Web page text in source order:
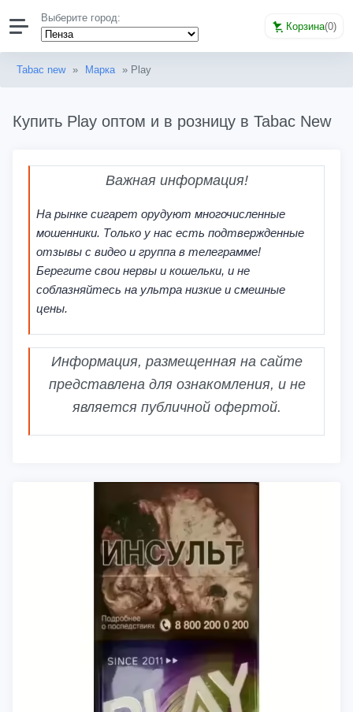
Выберите город:
Корзина(0)
Tabac new » Марка » Play
Купить Play оптом и в розницу в Tabac New
Важная информация!
На рынке сигарет орудуют многочисленные
мошенники. Только у нас есть подтвержденные
отзывы с видео и группа в телеграмме!
Берегите свои нервы и кошельки, и не
соблазняйтесь на ультра низкие и смешные
цены.
Информация, размещенная на сайте
представлена для ознакомления, и не
является публичной офертой.